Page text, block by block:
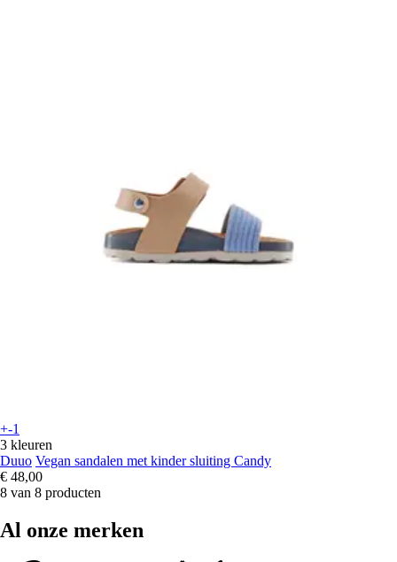
+-1
3 kleuren
Duuo Vegan sandalen met kinder sluiting Candy
€ 48,00
8 van 8 producten
Al onze merken